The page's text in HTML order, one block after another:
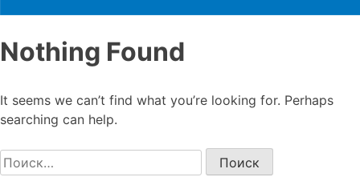
Nothing Found
It seems we can’t find what you’re looking for. Perhaps
searching can help.
Найти: